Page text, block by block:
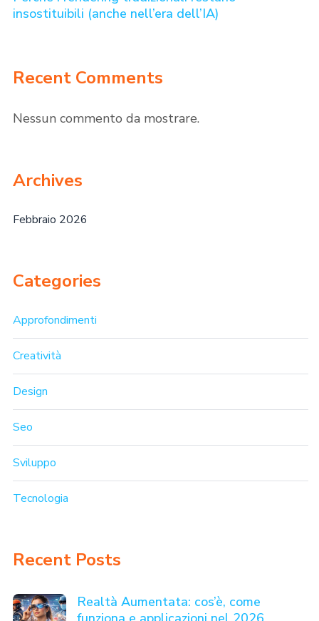
insostituibili (anche nell’era dell’IA)
Recent Comments
Nessun commento da mostrare.
Archives
Febbraio 2026
Categories
Approfondimenti
Creatività
Design
Seo
Sviluppo
Tecnologia
Recent Posts
Realtà Aumentata: cos’è, come